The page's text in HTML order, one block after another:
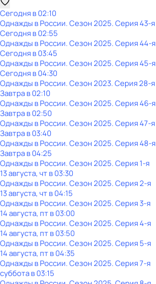
Сегодня в 02:10
Однажды в России. Сезон 2025. Серия 43-я
Сегодня в 02:55
Однажды в России. Сезон 2025. Серия 44-я
Сегодня в 03:45
Однажды в России. Сезон 2025. Серия 45-я
Сегодня в 04:30
Однажды в России. Сезон 2023. Серия 28-я
Завтра в 02:10
Однажды в России. Сезон 2025. Серия 46-я
Завтра в 02:50
Однажды в России. Сезон 2025. Серия 47-я
Завтра в 03:40
Однажды в России. Сезон 2025. Серия 48-я
Завтра в 04:25
Однажды в России. Сезон 2025. Серия 1-я
13 августа, чт в 03:30
Однажды в России. Сезон 2025. Серия 2-я
13 августа, чт в 04:15
Однажды в России. Сезон 2025. Серия 3-я
14 августа, пт в 03:00
Однажды в России. Сезон 2025. Серия 4-я
14 августа, пт в 03:50
Однажды в России. Сезон 2025. Серия 5-я
14 августа, пт в 04:35
Однажды в России. Сезон 2025. Серия 7-я
субботав03:15